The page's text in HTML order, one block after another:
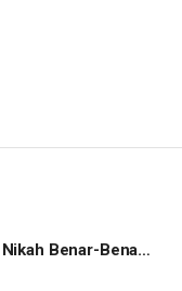
Mitos atau Fakta: Apakah Cincin Nikah Benar-Benar Tidak Boleh Dilepas?